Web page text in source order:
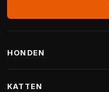
HONDEN
KATTEN